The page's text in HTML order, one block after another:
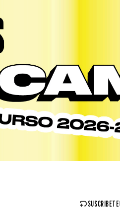
SUSCRIBETE